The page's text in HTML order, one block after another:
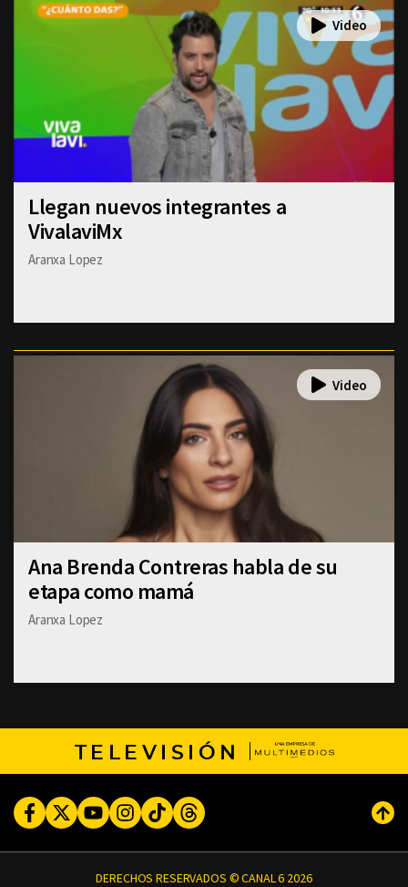
Llegan nuevos integrantes a
VivalaviMx
Aranxa Lopez
Ana Brenda Contreras habla de su
etapa como mamá
Aranxa Lopez
TELEVISIÓN
FacebookTwitterYoutubeInstagram
TikTokThreads
DERECHOS RESERVADOS © CANAL 6 2026